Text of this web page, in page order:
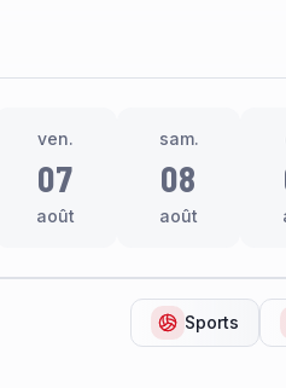
ven.
07
août
sam.
08
août
Sports